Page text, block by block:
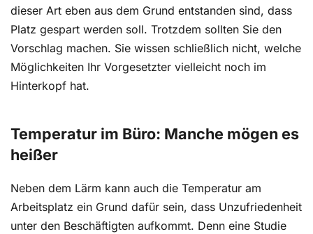
dieser Art eben aus dem Grund entstanden sind, dass
Platz gespart werden soll. Trotzdem sollten Sie den
Vorschlag machen. Sie wissen schließlich nicht, welche
Möglichkeiten Ihr Vorgesetzter vielleicht noch im
Hinterkopf hat.
Temperatur im Büro: Manche mögen es
heißer
Neben dem Lärm kann auch die Temperatur am
Arbeitsplatz ein Grund dafür sein, dass Unzufriedenheit
unter den Beschäftigten aufkommt. Denn eine Studie